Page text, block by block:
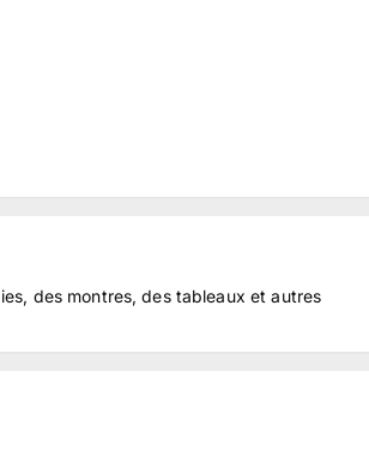
des montres, des tableaux et autres